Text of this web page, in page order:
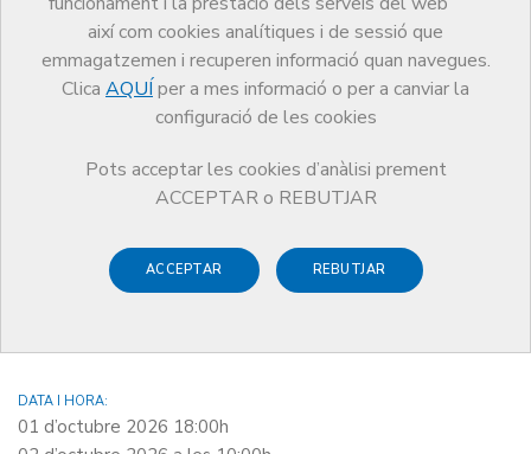
així com cookies analítiques i de sessió que
emmagatzemen i recuperen informació quan navegues.
Clica AQUÍ per a mes informació o per a canviar la
configuració de les cookies
Pots acceptar les cookies d’anàlisi prement
ACCEPTAR o REBUTJAR
ACCEPTAR REBUTJAR
Agenda
Agenda XI Congrés Nacional de Metges Jubilats
XI Congrés Nacional de
Informació relacionada:
DATA I HORA:
01 d’octubre 2026 18:00h